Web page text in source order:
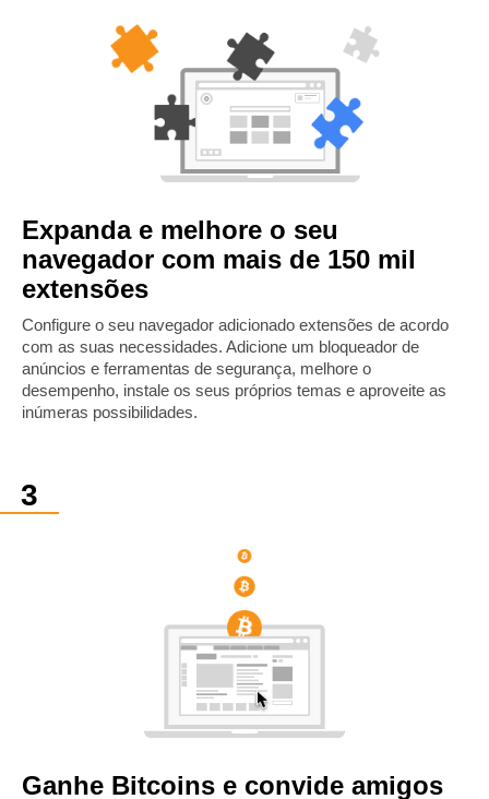
Expanda e melhore o seu
navegador com mais de 150 mil
extensões
Configure o seu navegador adicionado extensões de acordo
com as suas necessidades. Adicione um bloqueador de
anúncios e ferramentas de segurança, melhore o
desempenho, instale os seus próprios temas e aproveite as
inúmeras possibilidades.
Ganhe Bitcoins e convide amigos